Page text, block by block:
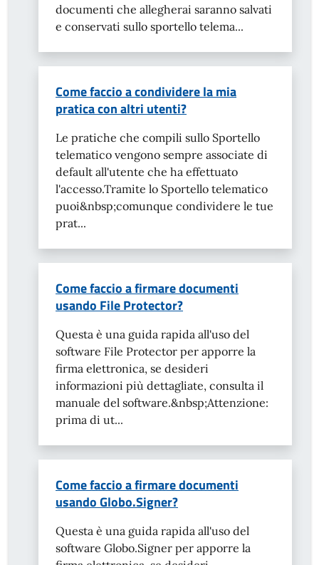
documenti che allegherai saranno salvati
e conservati sullo sportello telema...
Come faccio a condividere la mia
pratica con altri utenti?
Le pratiche che compili sullo Sportello
telematico vengono sempre associate di
default all'utente che ha effettuato
l'accesso.Tramite lo Sportello telematico
puoi&nbsp;comunque condividere le tue
prat...
Come faccio a firmare documenti
usando File Protector?
Questa è una guida rapida all'uso del
software File Protector per apporre la
firma elettronica, se desideri
informazioni più dettagliate, consulta il
manuale del software.&nbsp;Attenzione:
prima di ut...
Come faccio a firmare documenti
usando Globo.Signer?
Questa è una guida rapida all'uso del
software Globo.Signer per apporre la